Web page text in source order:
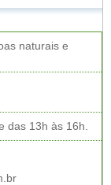
naturais e
das 13h às 16h.